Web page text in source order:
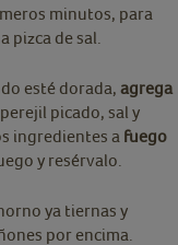
minutos, para
pizca de sal.
esté dorada, agrega
picado, sal y
ingredientes a fuego
y resérvalo.
ya tiernas y
por encima.